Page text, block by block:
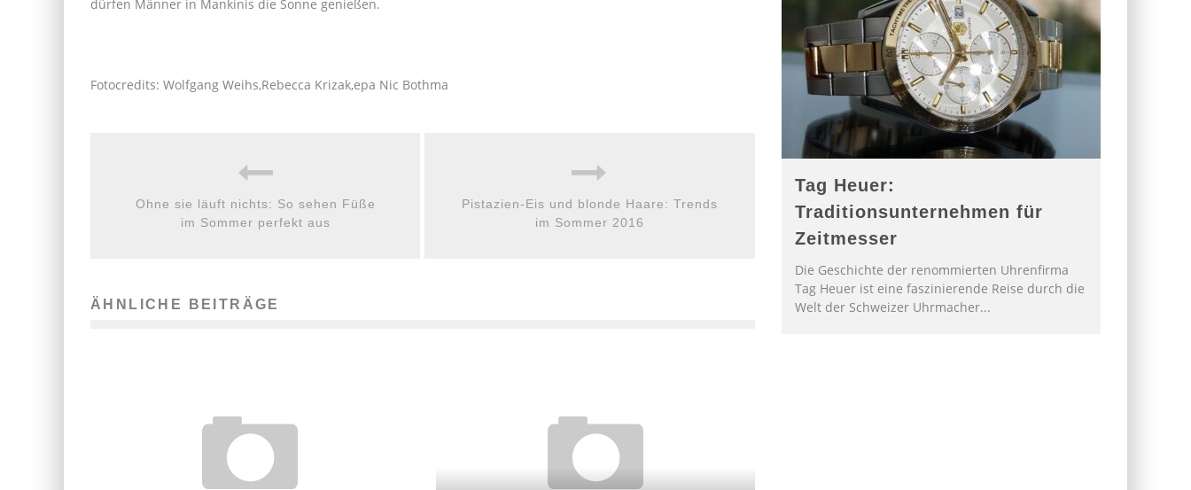
dürfen Männer in Mankinis die Sonne genießen.
Fotocredits: Wolfgang Weihs,Rebecca Krizak,epa Nic Bothma
Ohne sie läuft nichts: So sehen Füße
im Sommer perfekt aus
Pistazien-Eis und blonde Haare: Trends
im Sommer 2016
ÄHNLICHE BEITRÄGE
Tag Heuer:
Traditionsunternehmen für
Zeitmesser
Die Geschichte der renommierten Uhrenfirma
Tag Heuer ist eine faszinierende Reise durch die
Welt der Schweizer Uhrmacher...